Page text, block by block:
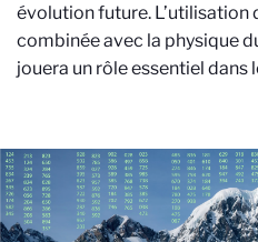
évolution future. L’utilisation
combinée avec la physique
jouera un rôle essentiel